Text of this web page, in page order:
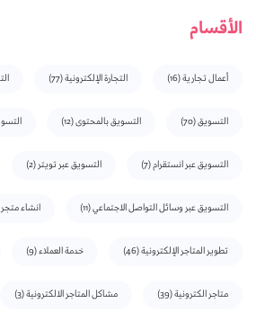
الأقسام
أعمال تجارية(16) التجارة الإلكترونية(77)
التسويق(70) التسويق بالمحتوى(12)
التسويق عبر انستقرام(7) التسويق عبر تويتر(2)
التسويق عبر وسائل التواصل الاجتماعي(11) انشاء
تطوير المتاجر الإلكترونية(46) خدمة العملاء(9)
متاجر الكترونية(39) مشاكل المتاجر الالكترونية(3)